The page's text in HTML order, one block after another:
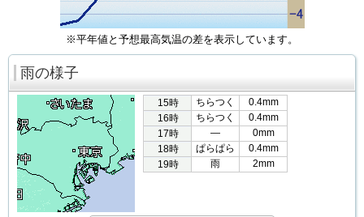
※平年値と予想最高気温の差を表示しています。
雨の様子
15時 ちらつく
0.4mm
16時
ちらつく
0.4mm
17時
―
0mm
18時
ぱらぱら
0.4mm
19時
雨 2mm